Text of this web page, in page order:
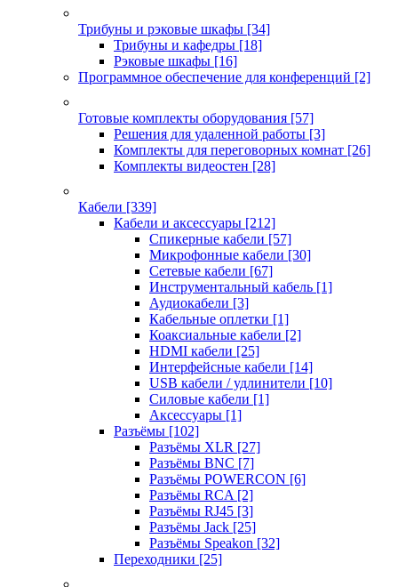
Трибуны и рэковые шкафы [34]
Трибуны и кафедры [18]
Рэковые шкафы [16]
Программное обеспечение для конференций [2]
Готовые комплекты оборудования [57]
Решения для удаленной работы [3]
Комплекты для переговорных комнат [26]
Комплекты видеостен [28]
Кабели [339]
Кабели и аксессуары [212]
Спикерные кабели [57]
Микрофонные кабели [30]
Сетевые кабели [67]
Инструментальный кабель [1]
Аудиокабели [3]
Кабельные оплетки [1]
Коаксиальные кабели [2]
HDMI кабели [25]
Интерфейсные кабели [14]
USB кабели / удлинители [10]
Силовые кабели [1]
Аксессуары [1]
Разъёмы [102]
Разъёмы XLR [27]
Разъёмы BNC [7]
Разъёмы POWERCON [6]
Разъёмы RCA [2]
Разъёмы RJ45 [3]
Разъёмы Jack [25]
Разъёмы Speakon [32]
Переходники [25]